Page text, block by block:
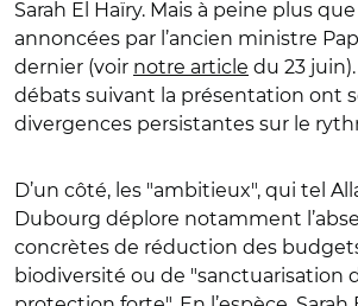
Sarah El Haïry. Mais à peine plus
annoncées par l’ancien ministre
dernier (voir notre article du 23
débats suivant la présentation ont
divergences persistantes sur le
D’un côté, les "ambitieux", qui tel
Dubourg déplore notamment
concrètes de réduction des
biodiversité ou de "sanctuarisation